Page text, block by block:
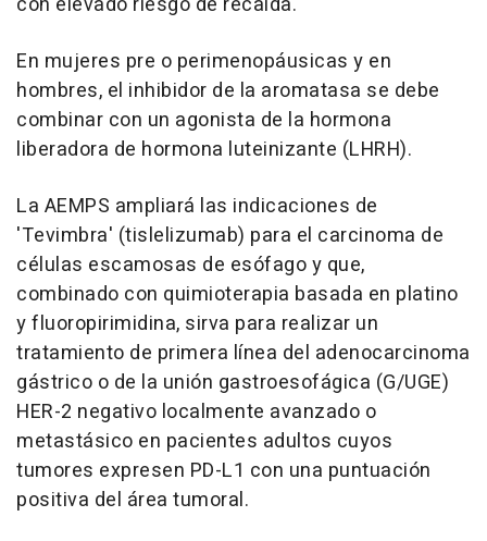
En mujeres pre o perimenopáusicas y en
hombres, el inhibidor de la aromatasa se debe
combinar con un agonista de la hormona
liberadora de hormona luteinizante (LHRH).
La AEMPS ampliará las indicaciones de
'Tevimbra' (tislelizumab) para el carcinoma de
células escamosas de esófago y que,
combinado con quimioterapia basada en platino
y fluoropirimidina, sirva para realizar un
tratamiento de primera línea del adenocarcinoma
gástrico o de la unión gastroesofágica (G/UGE)
HER-2 negativo localmente avanzado o
metastásico en pacientes adultos cuyos
tumores expresen PD-L1 con una puntuación
positiva del área tumoral.